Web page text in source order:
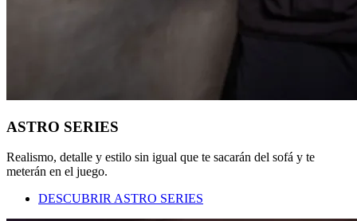
ASTRO SERIES
Realismo, detalle y estilo sin igual que te sacarán del sofá y te
meterán en el juego.
DESCUBRIR ASTRO SERIES